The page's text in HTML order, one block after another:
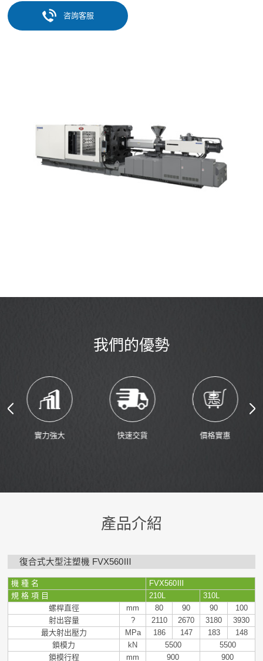
咨詢客服
我們的優勢
實力強大 快速交貨 價格實惠
產品介紹
復合式大型注塑機 FVX560Ⅲ
機 種 名 FVX560
規 格 項 目
210L
310L
螺桿直徑
mm 80 90 90
100
射出容量
? 2110 2670 3180
3930
最大射出壓力
MPa 186 147 183
148
鎖模力
kN 5500
5500
鎖模行程
mm 900
900